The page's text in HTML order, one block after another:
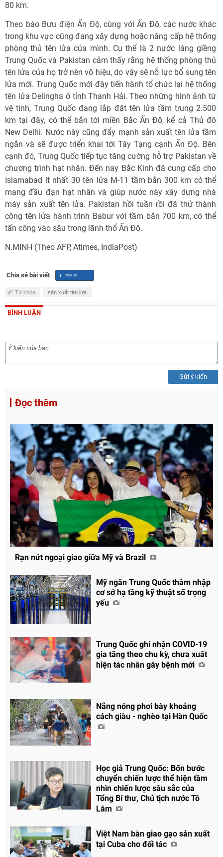
80 km.
Theo báo Bưu điện Ấn Độ, cùng với Ấn Độ, các nước khác
trong khu vực cũng đang xây dựng hoặc nâng cấp hệ thống
phòng thủ tên lửa của mình. Cụ thể là 2 nước láng giềng
Trung Quốc và Pakistan cảm thấy rằng hệ thống phòng thủ
tên lửa của họ trở nên vô hiệu, do vậy sẽ nỗ lực bổ sung tên
lửa mới. Trung Quốc mới đây tiến hành tổ chức lại hệ thống
tên lửa Delingha ở tỉnh Thanh Hải. Theo những hình ảnh từ
vệ tinh, Trung Quốc đang lắp đặt tên lửa tầm trung 2.500
km tại đây, có thể bắn tới miền Bắc Ấn Độ, kể cả Thủ đô
New Delhi. Nước này cũng đẩy mạnh sản xuất tên lửa tầm
ngắn và sẽ được triển khai tới Tây Tạng cạnh Ấn Độ. Bên
cạnh đó, Trung Quốc tiếp tục tăng cường hỗ trợ Pakistan về
chương trình hạt nhân. Đến nay Bắc Kinh đã cung cấp cho
Islamabad ít nhất 30 tên lửa M-11 tầm bắn 300 km có thể
mang đầu đạn hạt nhân và giúp nước này xây dựng nhà
máy sản xuất tên lửa. Pakistan hồi tuần rồi đã thử thành
công tên lửa hành trình Babur với tầm bắn 700 km, có thể
tấn công vào sâu trong lãnh thổ Ấn Độ.
N.MINH (Theo AFP, Atimes, IndiaPost)
Chia sẻ bài viết
Từ khóa sản xuất tên lửa
BÌNH LUẬN
Gửi ý kiến
Đọc thêm
Rạn nứt ngoại giao giữa Mỹ và Brazil
Mỹ ngăn Trung Quốc thâm nhập
cơ sở hạ tầng kỹ thuật số trọng
yếu
Trung Quốc ghi nhận COVID-19
gia tăng theo chu kỳ, chưa xuất
hiện tác nhân gây bệnh mới
Nắng nóng phơi bày khoảng
cách giàu - nghèo tại Hàn Quốc
Học giả Trung Quốc: Bốn bước
chuyển chiến lược thể hiện tầm
nhìn chiến lược sâu sắc của
Tổng Bí thư, Chủ tịch nước Tô
Lâm
Việt Nam bàn giao gạo sản xuất
tại Cuba cho đối tác